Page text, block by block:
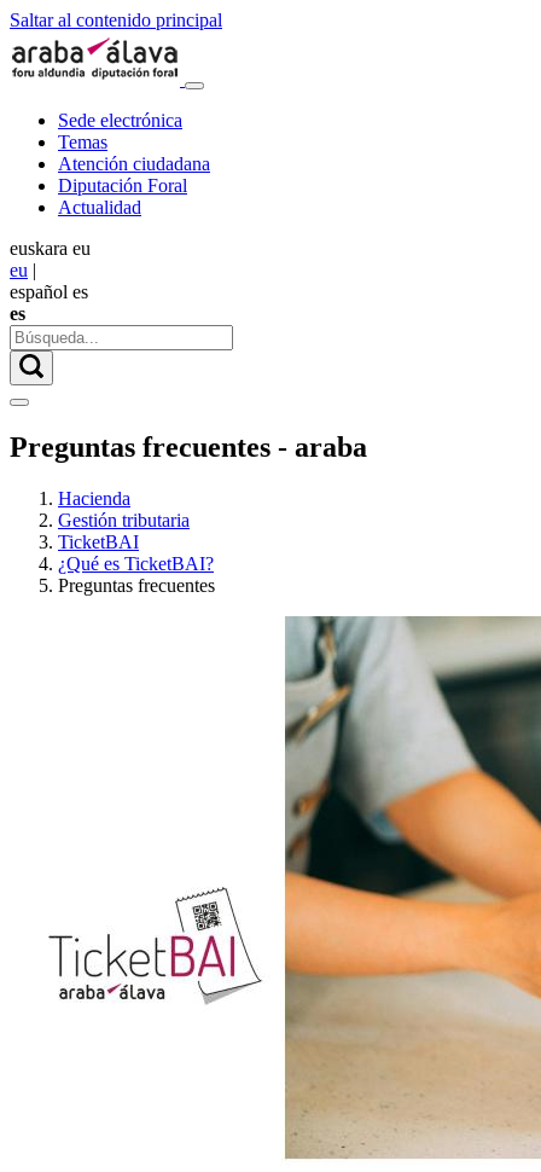
Saltar al contenido principal
Sede electrónica
Temas
Atención ciudadana
Diputación Foral
Actualidad
euskara eu
eu |
español es
es
Preguntas frecuentes - araba
Hacienda
Gestión tributaria
TicketBAI
¿Qué es TicketBAI?
Preguntas frecuentes